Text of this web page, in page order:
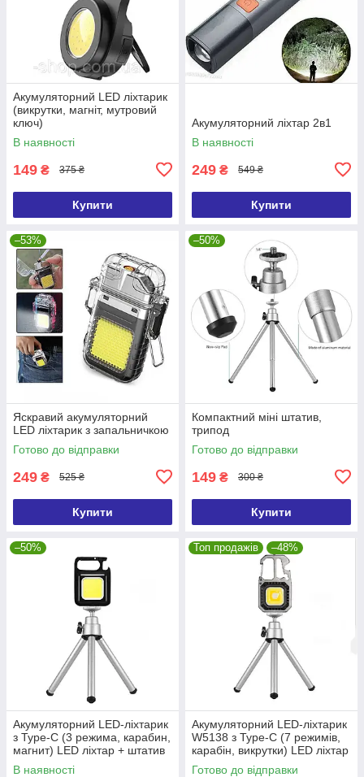
Акумуляторний LED ліхтарик
(викрутки, магніт, мутровий
ключ)
В наявності
149 ₴ 375 ₴
Купити
Акумуляторний ліхтар 2в1
В наявності
249 ₴ 549 ₴
Купити
–53%
Яскравий акумуляторний
LED ліхтарик з запальничкою
Готово до відправки
249 ₴ 525 ₴
Купити
–50%
Компактний міні штатив,
трипод
Готово до відправки
149 ₴ 300 ₴
Купити
–50%
Акумуляторний LED-ліхтарик
з Type-C (3 режима, карабин,
магнит) LED ліхтар + штатив
В наявності
Топ продажів –48%
Акумуляторний LED-ліхтарик
W5138 з Type-C (7 режимів,
карабін, викрутки) LED ліхтар
+ штатив
Готово до відправки